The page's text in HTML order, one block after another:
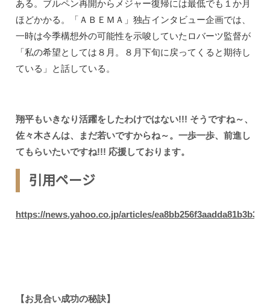
ある。ブルペン再開からメジャー復帰には最低でも１か月
ほどかかる。「ＡＢＥＭＡ」独占インタビュー企画では、
一時は今季構想外の可能性を示唆していたロバーツ監督が
「私の希望としては８月。８月下旬に戻ってくると期待し
ている」と話している。
翔平もいきなり活躍をしたわけではない!!! そうですね～、
佐々木さんは、まだ若いですからね～。一歩一歩、前進し
てもらいたいですね!!! 応援しております。
引用ページ
https://news.yahoo.co.jp/articles/
【お見合い成功の秘訣】